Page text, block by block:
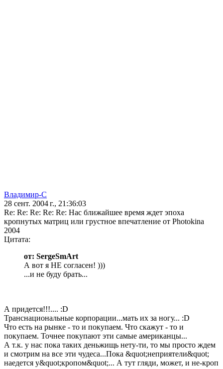
Владимир-С
28 сент. 2004 г., 21:36:03
Re: Re: Re: Re: Re: Нас ближайшее время ждет эпоха
кропнутых матриц или грустное впечатление от Photokina
2004
Цитата:
от: SergeSmArt
А вот я НЕ согласен! )))
...и не буду брать...
А придется!!!.... :D
Транснациональные корпорации...мать их за ногу... :D
Что есть на рынке - то и покупаем. Что скажут - то и
покупаем. Точнее покупают эти самые американцы...
А т.к. у нас пока таких деньжищь нету-ти, то мы просто ждем
и смотрим на все эти чудеса...Пока &quot;неприятели&quot;
наедется у&quot;кропом&quot;... А тут гляди, может, и не-кроп